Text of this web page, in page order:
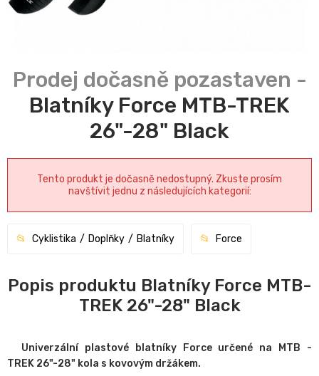
Blatníky Force MTB-TREK
26"-28" Black
Tento produkt je dočasně nedostupný. Zkuste prosím
navštívit jednu z následujících kategorií:
Cyklistika Doplňky Blatníky Force
Popis produktu Blatníky Force MTB-
TREK 26"-28" Black
Univerzální plastové blatníky Force určené na MTB -
TREK 26"-28" kola s kovovým držákem.